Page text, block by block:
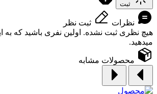
ثبت
نظرات
ثبت نظر
هیچ نظری ثبت نشده. اولین نفری باشید که به
میدهید.
محصولات مشابه